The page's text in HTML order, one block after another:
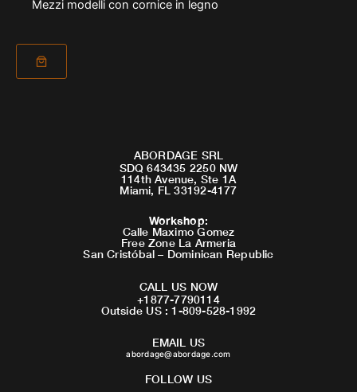
Mezzi modelli con cornice in legno
ABORDAGE SRL
SDQ 643435 2250 NW
114th Avenue, Ste 1A
Miami, FL 33192-4177
Workshop:
Calle Maximo Gomez
Free Zone La Armeria
San Cristóbal – Dominican Republic
CALL US NOW
+1877-7790114
Outside US : 1-809-528-1992
EMAIL US
abordage@abordage.com
FOLLOW US